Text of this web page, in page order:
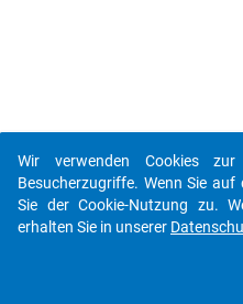
Wir verwenden Cookies
Besucherzugriffe. Wenn Sie
Sie der Cookie-Nutzung zu.
erhalten Sie in unserer